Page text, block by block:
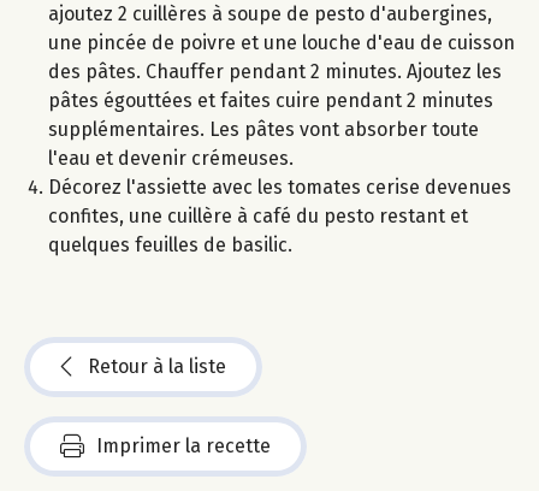
ajoutez 2 cuillères à soupe de pesto d'aubergines,
une pincée de poivre et une louche d'eau de cuisson
des pâtes. Chauffer pendant 2 minutes. Ajoutez les
pâtes égouttées et faites cuire pendant 2 minutes
supplémentaires. Les pâtes vont absorber toute
l'eau et devenir crémeuses.
Décorez l'assiette avec les tomates cerise devenues
confites, une cuillère à café du pesto restant et
quelques feuilles de basilic.
Retour à la liste
Imprimer la recette